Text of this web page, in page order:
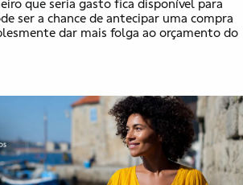
que seria gasto fica disponível para
ser a chance de antecipar uma compra
dar mais folga ao orçamento do